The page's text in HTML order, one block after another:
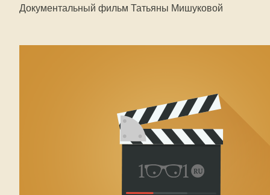
Документальный фильм Татьяны Мишуковой